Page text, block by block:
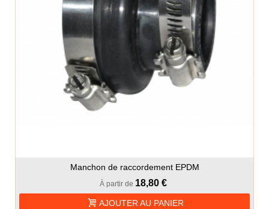
Manchon de raccordement EPDM
À partir de 18,80 €
AJOUTER AU PANIER